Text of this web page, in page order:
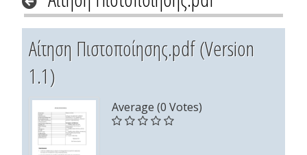
Αίτηση Πιστοποίησης.pdf (Version
1.1)
Average (0 Votes)